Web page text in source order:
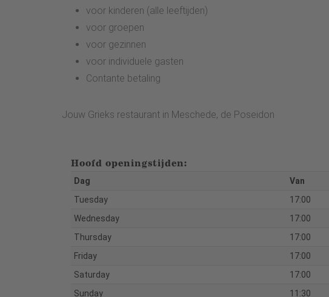
voor kinderen (alle leeftijden)
voor groepen
voor gezinnen
voor individuele gasten
Contante betaling
Jouw Grieks restaurant in Meschede, de Poseidon
Hoofd openingstijden:
Dag Van
Tuesday
17:00
Wednesday
17:00
Thursday
17:00
Friday
17:00
Saturday
17:00
Sunday
11:30